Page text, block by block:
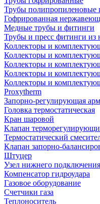
Трубы полипропиленовые
Гофрированная
Медные трубы и фитинги
Трубы и пресс фитинги
Коллекторы и
Коллекторы и
Коллекторы и
Коллекторы и
Коллекторы и
Proxytherm
Запорно-регулирующая
Головка термостатическая
Кран шаровой
Клапан
Термостатический
Клапан запорно-
Штуцер
Узел нижнего подключения
Компенсатор гидроудара
Газовое оборудование
Счетчики газа
Теплоноситель